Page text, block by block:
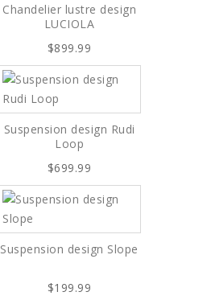
Chandelier lustre design
LUCIOLA
$899.99
Suspension design Rudi
Loop
$699.99
Suspension design Slope
$199.99